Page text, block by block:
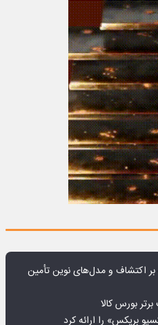
اکتشاف و مدل‌های نوین تأمین
بریکس» را ارائه کرد